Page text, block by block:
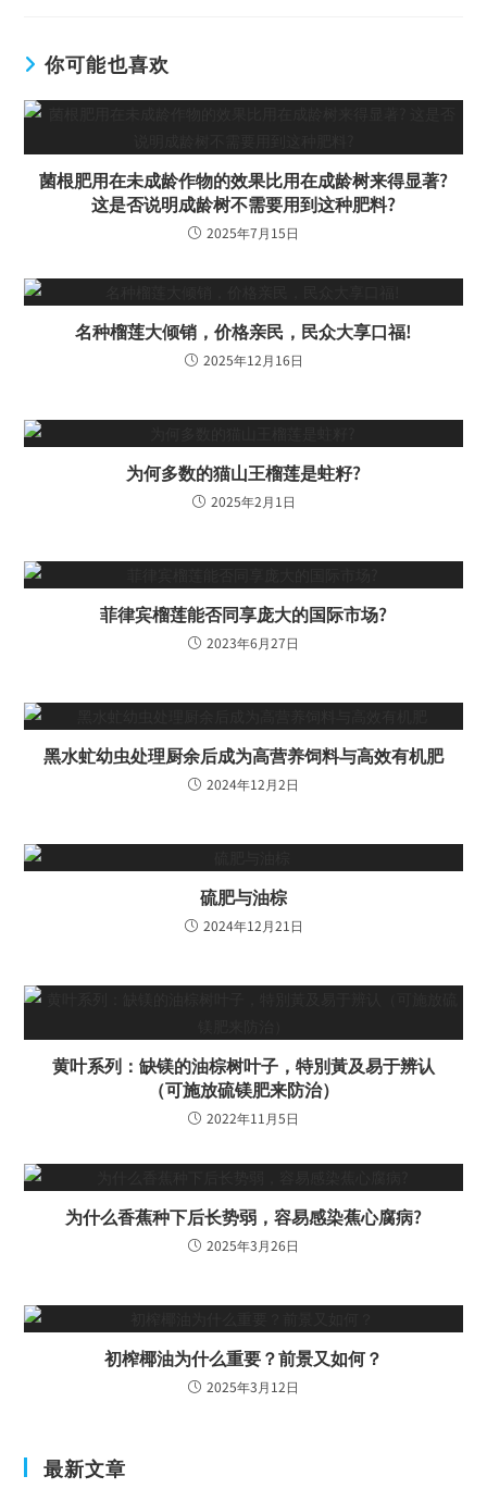
你可能也喜欢
菌根肥用在未成龄作物的效果比用在成龄树来得显著?
这是否说明成龄树不需要用到这种肥料?
2025年7月15日
名种榴莲大倾销，价格亲民，民众大享口福!
2025年12月16日
为何多数的猫山王榴莲是蛀籽?
2025年2月1日
菲律宾榴莲能否同享庞大的国际市场?
2023年6月27日
黑水虻幼虫处理厨余后成为高营养饲料与高效有机肥
2024年12月2日
硫肥与油棕
2024年12月21日
黄叶系列：缺镁的油棕树叶子，特別黃及易于辨认
（可施放硫镁肥来防治）
2022年11月5日
为什么香蕉种下后长势弱，容易感染蕉心腐病?
2025年3月26日
初榨椰油为什么重要？前景又如何？
2025年3月12日
最新文章